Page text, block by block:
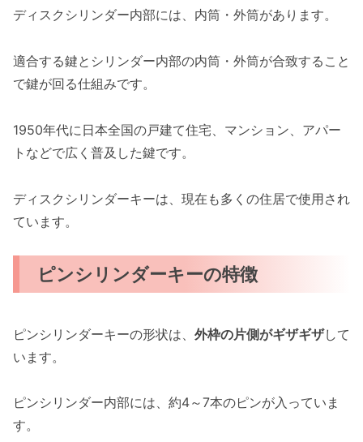
ディスクシリンダー内部には、内筒・外筒があります。
適合する鍵とシリンダー内部の内筒・外筒が合致すること
で鍵が回る仕組みです。
1950年代に日本全国の戸建て住宅、マンション、アパー
トなどで広く普及した鍵です。
ディスクシリンダーキーは、現在も多くの住居で使用され
ています。
ピンシリンダーキーの特徴
ピンシリンダーキーの形状は、 外枠の片側がギザギザして
います。
ピンシリンダー内部には、約4～7本のピンが入っていま
す。